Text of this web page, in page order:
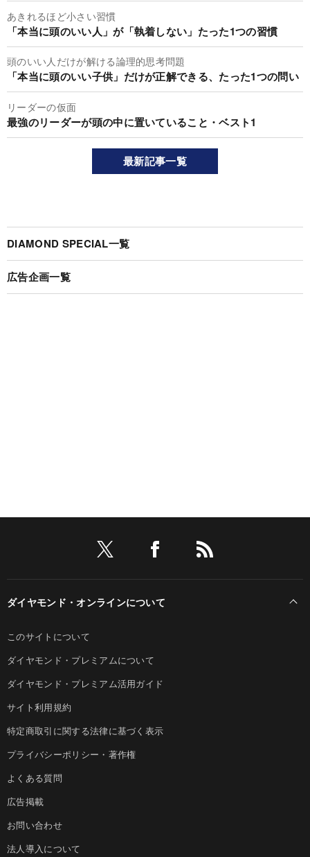
あきれるほど小さい習慣
「本当に頭のいい人」が「執着しない」たった1つの習慣
頭のいい人だけが解ける論理的思考問題
「本当に頭のいい子供」だけが正解できる、たった1つの問い
リーダーの仮面
最強のリーダーが頭の中に置いていること・ベスト1
最新記事一覧
DIAMOND SPECIAL一覧
広告企画一覧
ダイヤモンド・オンラインについて
このサイトについて
ダイヤモンド・プレミアムについて
ダイヤモンド・プレミアム活用ガイド
サイト利用規約
特定商取引に関する法律に基づく表示
プライバシーポリシー・著作権
よくある質問
広告掲載
お問い合わせ
法人導入について